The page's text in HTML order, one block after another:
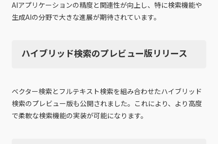
AIアプリケーションの精度と関連性が向上し、特に検索機能や
生成AIの分野で大きな進展が期待されています。
ハイブリッド検索のプレビュー版リリース
ベクター検索とフルテキスト検索を組み合わせたハイブリッド
検索のプレビュー版も公開されました。これにより、より高度
で柔軟な検索機能の実装が可能になります。